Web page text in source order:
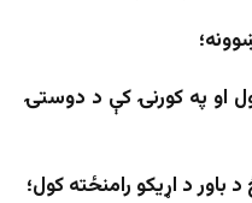
او په کورنۍ کې د دوستۍ